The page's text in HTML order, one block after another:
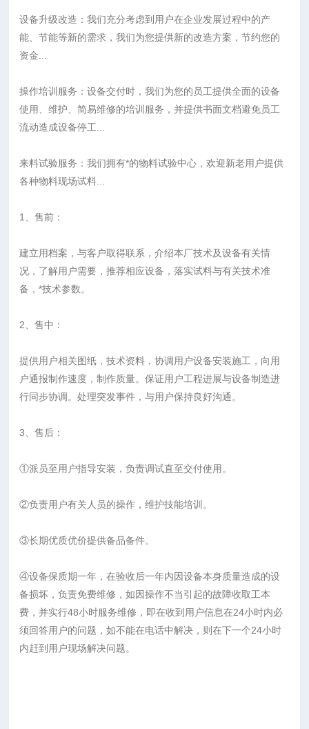
设备升级改造：我们充分考虑到用户在企业发展过程中的产
能、节能等新的需求，我们为您提供新的改造方案，节约您的
资金...
操作培训服务：设备交付时，我们为您的员工提供全面的设备
使用、维护、简易维修的培训服务，并提供书面文档避免员工
流动造成设备停工...
来料试验服务：我们拥有*的物料试验中心，欢迎新老用户提供
各种物料现场试料...
1、售前：
建立用档案，与客户取得联系，介绍本厂技术及设备有关情
况，了解用户需要，推荐相应设备，落实试料与有关技术准
备，*技术参数。
2、售中：
提供用户相关图纸，技术资料，协调用户设备安装施工，向用
户通报制作速度，制作质量。保证用户工程进展与设备制造进
行同步协调。处理突发事件，与用户保持良好沟通。
3、售后：
①派员至用户指导安装，负责调试直至交付使用。
②负责用户有关人员的操作，维护技能培训。
③长期优质优价提供备品备件。
④设备保质期一年，在验收后一年内因设备本身质量造成的设
备损坏，负责免费维修，如因操作不当引起的故障收取工本
费，并实行48小时服务维修，即在收到用户信息在24小时内必
须回答用户的问题，如不能在电话中解决，则在下一个24小时
内赶到用户现场解决问题。